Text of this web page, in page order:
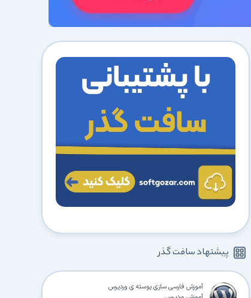
پیشنهاد سافت گذر
آموزش فارسی سازی پوسته ی وردپرس